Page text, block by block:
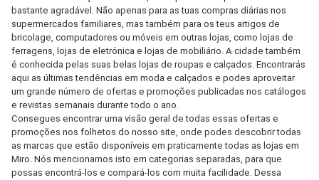
bastante agradável. Não apenas para as tuas compras diárias nos
supermercados familiares, mas também para os teus artigos de
bricolage, computadores ou móveis em outras lojas, como lojas de
ferragens, lojas de eletrónica e lojas de mobiliário. A cidade também
é conhecida pelas suas belas lojas de roupas e calçados. Encontrarás
aqui as últimas tendências em moda e calçados e podes aproveitar
um grande número de ofertas e promoções publicadas nos catálogos
e revistas semanais durante todo o ano.
Consegues encontrar uma visão geral de todas essas ofertas e
promoções nos folhetos do nosso site, onde podes descobrir todas
as marcas que estão disponíveis em praticamente todas as lojas em
Miro. Nós mencionamos isto em categorias separadas, para que
possas encontrá-los e compará-los com muita facilidade. Dessa